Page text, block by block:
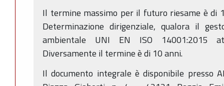
Il termine massimo per il futuro riesame è di
Determinazione dirigenziale, qualora il
ambientale UNI EN ISO 14001:2015
Diversamente il termine è di 10 anni.
Il documento integrale è disponibile presso